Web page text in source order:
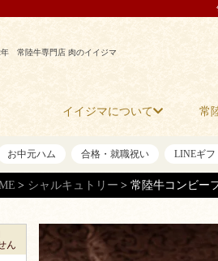
年 常陸牛専門店 肉のイイジマ
イイジマについて 常
お中元ハム 合格・就職祝い LINEギフ
シャルキュトリー 常陸牛コンビー
ん